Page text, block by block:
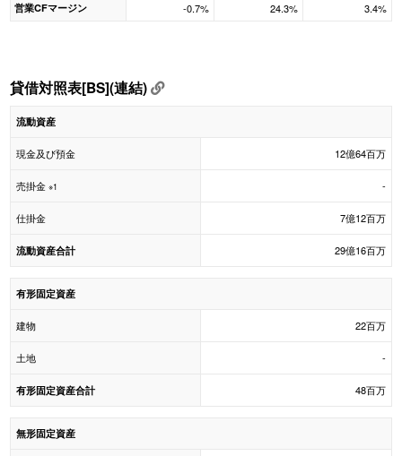
営業CFマージン -0.7% 24.3% 3.4%
貸借対照表[BS](連結)
流動資産
現金及び預金 12億64百万
売掛金 ※1 -
仕掛金 7億12百万
流動資産合計 29億16百万
有形固定資産
建物 22百万
土地 -
有形固定資産合計 48百万
無形固定資産